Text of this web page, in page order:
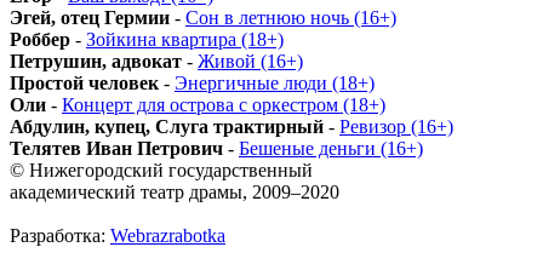
Эгей, отец Гермии - Сон в летнюю ночь (16+)
Роббер - Зойкина квартира (18+)
Петрушин, адвокат - Живой (16+)
Простой человек - Энергичные люди (18+)
Оли - Концерт для острова с оркестром (18+)
Абдулин, купец, Слуга трактирный - Ревизор (16+)
Телятев Иван Петрович - Бешеные деньги (16+)
© Нижегородский государственный
академический театр драмы, 2009–2020
Разработка: Webrazrabotka